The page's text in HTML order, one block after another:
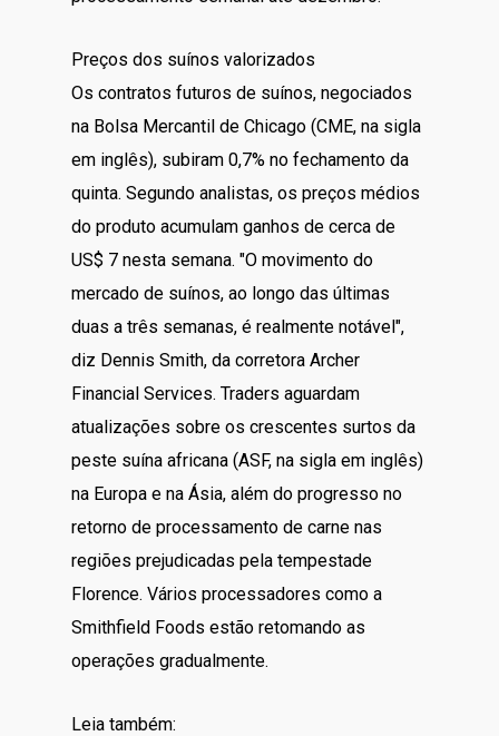
Preços dos suínos valorizados
Os contratos futuros de suínos, negociados
na Bolsa Mercantil de Chicago (CME, na sigla
em inglês), subiram 0,7% no fechamento da
quinta. Segundo analistas, os preços médios
do produto acumulam ganhos de cerca de
US$ 7 nesta semana. "O movimento do
mercado de suínos, ao longo das últimas
duas a três semanas, é realmente notável",
diz Dennis Smith, da corretora Archer
Financial Services. Traders aguardam
atualizações sobre os crescentes surtos da
peste suína africana (ASF, na sigla em inglês)
na Europa e na Ásia, além do progresso no
retorno de processamento de carne nas
regiões prejudicadas pela tempestade
Florence. Vários processadores como a
Smithfield Foods estão retomando as
operações gradualmente.
Leia também: